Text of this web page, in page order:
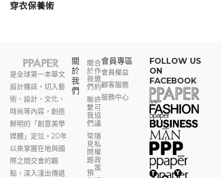
穿衣保養術
是全球第一本華文
設計雜誌，切入藝
術、設計、文化、
時尚等內容，創造
鮮明的「創意美學
媒體」定位。20年
以來掌握在地與國
際之間交會的觀
點，深入淺出傳遞
關
於
我
們
關
於
我
們
聯
繫
我
們
常
見
問
題
預
合
作
邀
約
許
可
協
議
隱
私
權
政
策
會員專區​
會員權益
顧客服務
服務中心
FOLLOW US
ON
FACEBOOK